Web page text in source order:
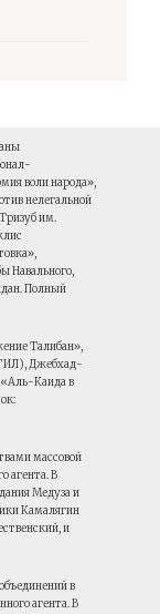
воли народа»,
нелегальной
им.
Навального,
Полный
Талибан»,
Джебхад-
Каида в
массовой
агента. В
Медуза и
Камалягин
и
в
агента. В